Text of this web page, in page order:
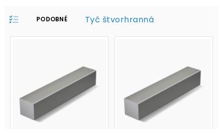
PODOBNÉ
PROFILE:
Tyč štvorhranná